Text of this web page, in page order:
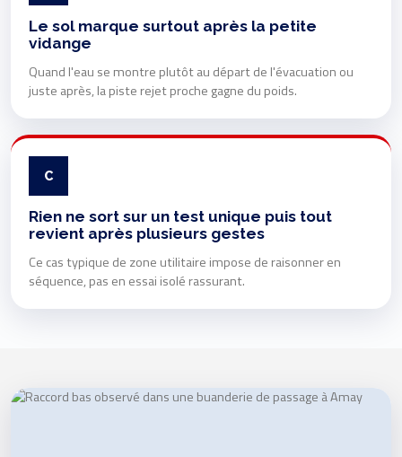
Le sol marque surtout après la petite
vidange
Quand l'eau se montre plutôt au départ de l'évacuation ou
juste après, la piste rejet proche gagne du poids.
C
Rien ne sort sur un test unique puis tout
revient après plusieurs gestes
Ce cas typique de zone utilitaire impose de raisonner en
séquence, pas en essai isolé rassurant.